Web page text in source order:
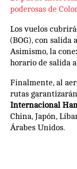
poderosas de
Los vuelos
(BOG), con salida
Asimismo, la
horario de salida
Finalmente, al
rutas
Internacional
China, Japón,
Árabes Unidos.